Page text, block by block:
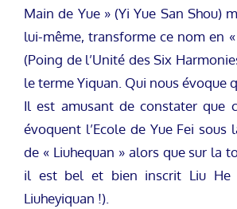
Main de Yue » (Yi Yue San Shou)
lui-même, transforme ce nom en «
(Poing de l’Unité des Six
le terme Yiquan. Qui nous évoque
Il est amusant de constater que
évoquent l’Ecole de Yue Fei sous
de « Liuhequan » alors que sur la
il est bel et bien inscrit Liu He
Liuheyiquan !).